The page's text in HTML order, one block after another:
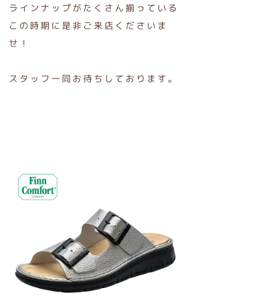
ラインナップがたくさん揃っている
この時期に是非ご来店くださいま
せ！
スタッフ一同お待ちしております。